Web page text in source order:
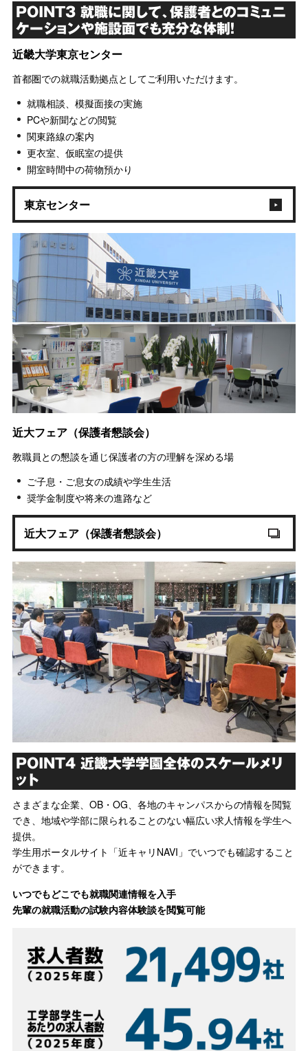
POINT3 就職に関して、保護者とのコミュニ
ケーションや施設面でも充分な体制！
近畿大学東京センター
首都圏での就職活動拠点としてご利用いただけます。
就職相談、模擬面接の実施
PCや新聞などの閲覧
関東路線の案内
更衣室、仮眠室の提供
開室時間中の荷物預かり
東京センター
近大フェア（保護者懇談会）
教職員との懇談を通じ保護者の方の理解を深める場
ご子息・ご息女の成績や学生生活
奨学金制度や将来の進路など
近大フェア（保護者懇談会）
POINT4 近畿大学学園全体のスケールメリ
ット
さまざまな企業、OB・OG、各地のキャンパスからの情報を閲覧
でき、地域や学部に限られることのない幅広い求人情報を学生へ
提供。
学生用ポータルサイト「近キャリNAVI」でいつでも確認すること
ができます。
いつでもどこでも就職関連情報を入手
先輩の就職活動の試験内容体験談を閲覧可能